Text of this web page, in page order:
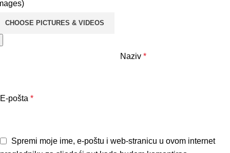
CHOOSE PICTURES & VIDEOS
Naziv *
E-pošta *
Spremi moje ime, e-poštu i web-stranicu u ovom internet